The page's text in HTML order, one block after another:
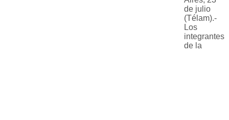
de julio
(Télam).-
Los
integrantes
de la